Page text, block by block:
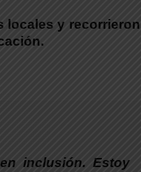
locales y recorrieron
inclusión. Estoy